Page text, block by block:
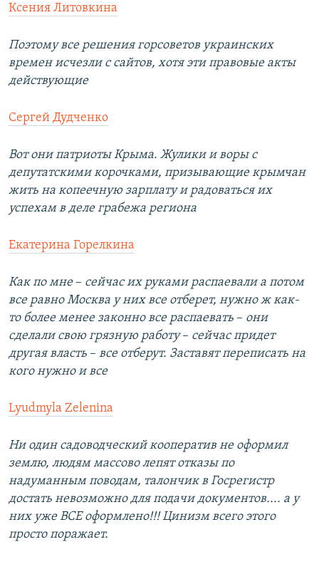
Ксения Литовкина
Поэтому все решения горсоветов украинских
времен исчезли с сайтов, хотя эти правовые акты
действующие
Сергей Дудченко
Вот они патриоты Крыма. Жулики и воры с
депутатскими корочками, призывающие крымчан
жить на копеечную зарплату и радоваться их
успехам в деле грабежа региона
Екатерина Горелкина
Как по мне –​ сейчас их руками распаевали а потом
все равно Москва у них все отберет, нужно ж как-
то более менее законно все распаевать –​ они
сделали свою грязную работу–​ сейчас придет
другая власть –​ все отберут. Заставят переписать на
кого нужно и все
Lyudmyla Zelenina
Ни один садоводческий кооператив не оформил
землю, людям массово лепят отказы по
надуманным поводам, талончик в Госрегистр
достать невозможно для подачи документов.... а у
них уже ВСЕ оформлено!!! Цинизм всего этого
просто поражает.